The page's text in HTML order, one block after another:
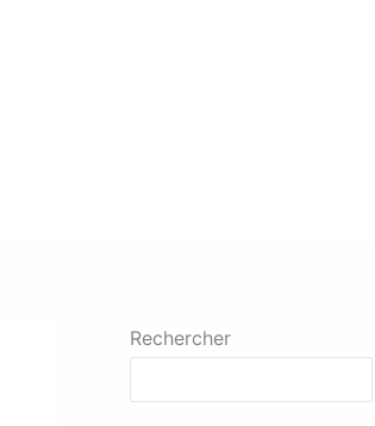
Rechercher